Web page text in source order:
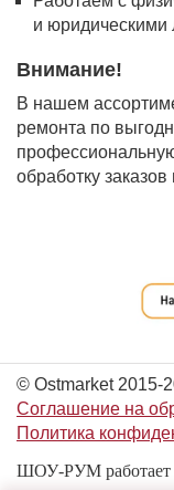
и юридическими
Внимание!
В нашем
ремонта по
обработку
© Ostmarket 2015-
Соглашение на
Политика
ШОУ-РУМ работает